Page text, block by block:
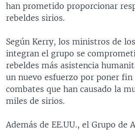
ENTRETENIMIENTO
han prometido proporcionar
rebeldes sirios.
Según Kerry, los ministros de los
integran el grupo se
rebeldes más asistencia
un nuevo esfuerzo por poner fin
combates que han causado la
miles de sirios.
Además de EE.UU., el Grupo de